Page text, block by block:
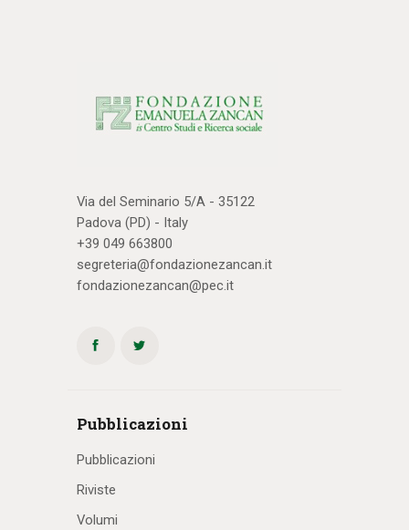
Via del Seminario 5/A - 35122
Padova (PD) - Italy
+39 049 663800
segreteria@fondazionezancan.it
fondazionezancan@pec.it
Pubblicazioni
Pubblicazioni
Riviste
Volumi